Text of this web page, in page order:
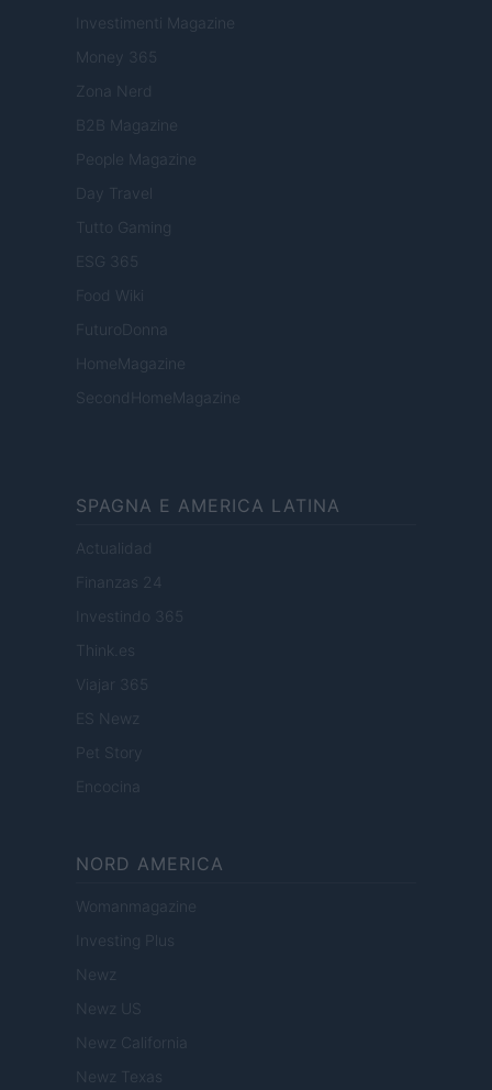
Investimenti Magazine
Money 365
Zona Nerd
B2B Magazine
People Magazine
Day Travel
Tutto Gaming
ESG 365
Food Wiki
FuturoDonna
HomeMagazine
SecondHomeMagazine
SPAGNA E AMERICA LATINA
Actualidad
Finanzas 24
Investindo 365
Think.es
Viajar 365
ES Newz
Pet Story
Encocina
NORD AMERICA
Womanmagazine
Investing Plus
Newz
Newz US
Newz California
Newz Texas